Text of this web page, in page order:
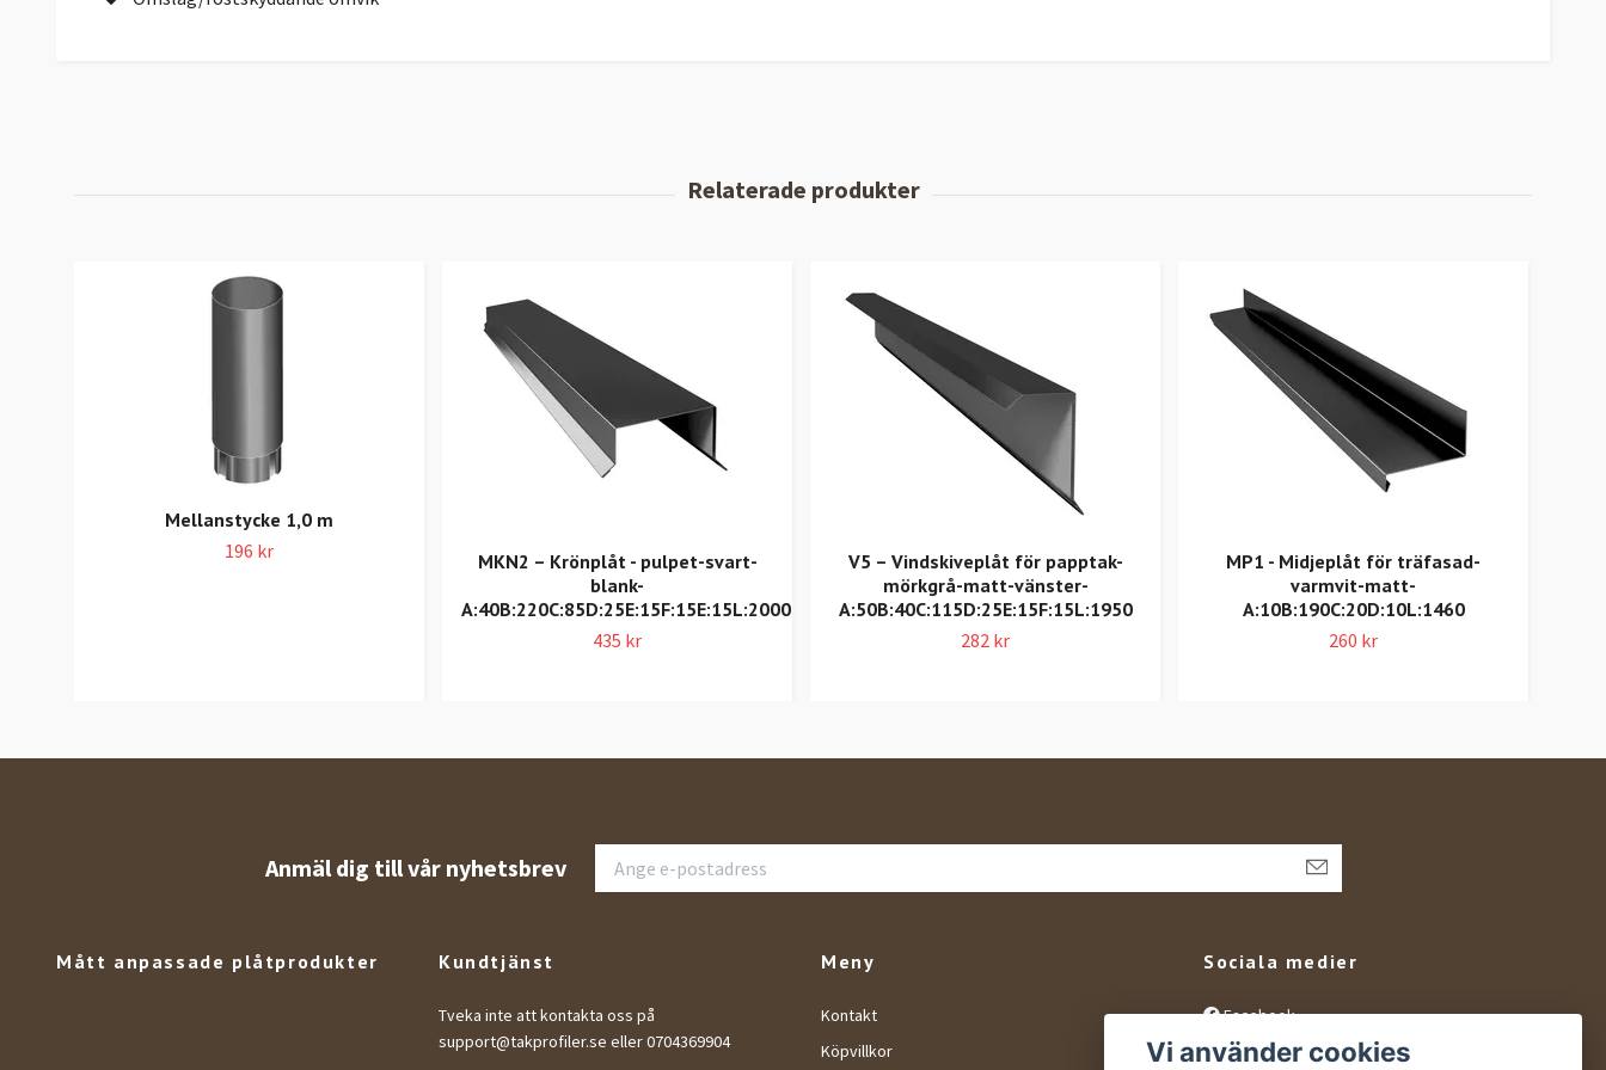
Mellanstycke 1,0 m
196 kr
MKN2 – Krönplåt - pulpet-svart-
blank-
A:40B:220C:85D:25E:15F:15E:15L:2000
435 kr
V5 – Vindskiveplåt för papptak-
mörkgrå-matt-vänster-
A:50B:40C:115D:25E:15F:15L:1950
282 kr
MP1 - Midjeplåt för träfasad-
varmvit-matt-
A:10B:190C:20D:10L:1460
260 kr
Anmäl dig till vår nyhetsbrev
Mått anpassade plåtprodukter Kundtjänst
Tveka inte att kontakta oss på
support@takprofiler.se eller 0704369904
Meny
Kontakt
Köpvillkor
Sociala medier
Facebook
Instagram
Vi använder cookies